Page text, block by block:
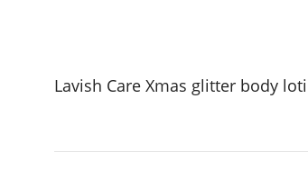
Lavish Care Xmas glitter body